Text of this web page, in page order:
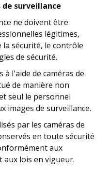
surveillance
ne doivent être
légitimes,
la sécurité, le contrôle
de sécurité.
à l'aide de caméras de
de manière non
seul le personnel
images de surveillance.
par les caméras de
en toute sécurité
aux
lois en vigueur.